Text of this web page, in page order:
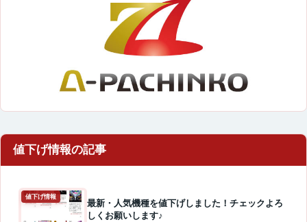
値下げ情報
最新・人気機種を値下げしました！チェックよろ
しくお願いします♪